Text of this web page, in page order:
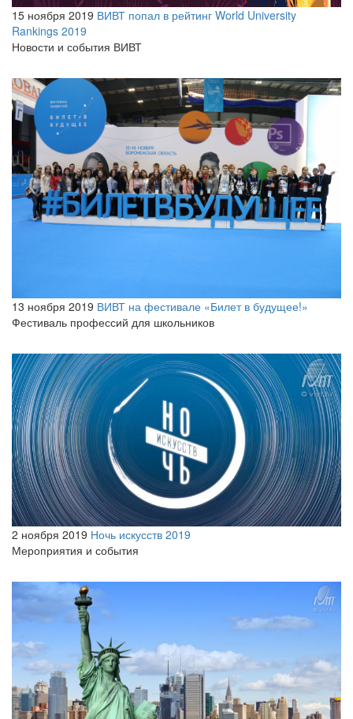
15 ноября 2019 ВИВТ попал в рейтинг World University
Rankings 2019
Новости и события ВИВТ
13 ноября 2019 ВИВТ на фестивале «Билет в будущее!»
Фестиваль профессий для школьников
2 ноября 2019 Ночь искусств 2019
Мероприятия и события